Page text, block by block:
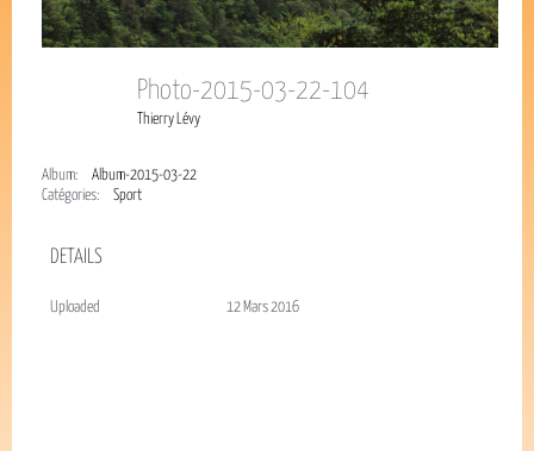
Photo-2015-03-22-104
Thierry Lévy
Album:
Album-2015-03-22
Catégories:
Sport
DETAILS
Uploaded 12 Mars 2016